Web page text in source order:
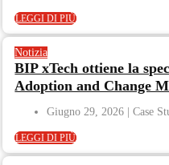
LEGGI DI PIÙ
Notizia
BIP xTech ottiene la
Adoption and Change
Giugno 29, 2026
LEGGI DI PIÙ